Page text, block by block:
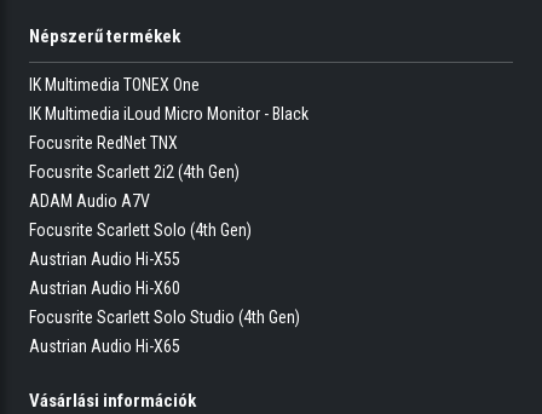
Népszerű termékek
IK Multimedia TONEX One
IK Multimedia iLoud Micro Monitor - Black
Focusrite RedNet TNX
Focusrite Scarlett 2i2 (4th Gen)
ADAM Audio A7V
Focusrite Scarlett Solo (4th Gen)
Austrian Audio Hi-X55
Austrian Audio Hi-X60
Focusrite Scarlett Solo Studio (4th Gen)
Austrian Audio Hi-X65
Vásárlási információk